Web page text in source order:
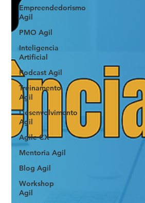
Empreendedorismo
Agil
PMO Agil
Inteligencia
Artificial
Podcast Agil
Treinamento
Agil
Desenvolvimento
Agil
Agile CX
Mentoria Agil
Blog Agil
Workshop
Agil